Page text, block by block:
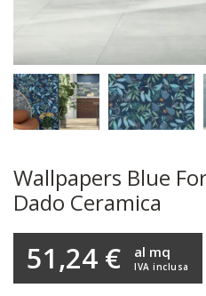
Wallpapers Blue
Dado Ceramica
51,24 € IVA inclusa
al mq